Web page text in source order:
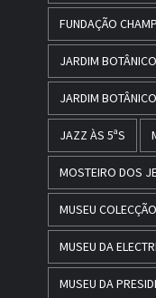
FUNDAÇÃO
JARDIM
JARDIM
JAZZ ÀS 5ªS
MOSTEIRO DOS
MUSEU
MUSEU DA
MUSEU DA